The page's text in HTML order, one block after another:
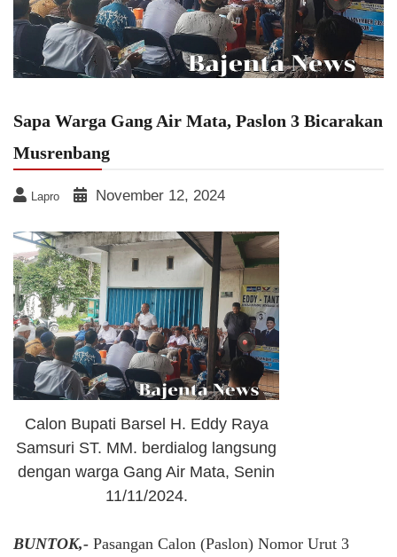
Sapa Warga Gang Air Mata, Paslon 3 Bicarakan
Musrenbang
Lapro November 12, 2024
Calon Bupati Barsel H. Eddy Raya
Samsuri ST. MM. berdialog langsung
dengan warga Gang Air Mata, Senin
11/11/2024.
BUNTOK,- Pasangan Calon (Paslon) Nomor Urut 3